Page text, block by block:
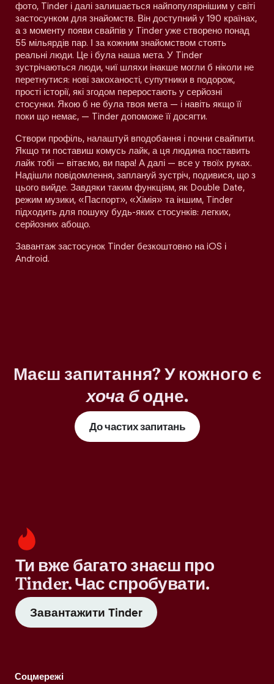
фото, Tinder і далі залишається найпопулярнішим у світі
застосунком для знайомств. Він доступний у 190 країнах,
а з моменту появи свайпів у Tinder уже створено понад
55 мільярдів пар. І за кожним знайомством стоять
реальні люди. Це і була наша мета. У Tinder
зустрічаються люди, чиї шляхи інакше могли б ніколи не
перетнутися: нові закоханості, супутники в подорож,
прості історії, які згодом переростають у серйозні
стосунки. Якою б не була твоя мета — і навіть якщо її
поки що немає, — Tinder допоможе її досягти.
Створи профіль, налаштуй вподобання і почни свайпити.
Якщо ти поставиш комусь лайк, а ця людина поставить
лайк тобі — вітаємо, ви пара! А далі — все у твоїх руках.
Надішли повідомлення, заплануй зустріч, подивися, що з
цього вийде. Завдяки таким функціям, як Double Date,
режим музики, «Паспорт», «Хімія» та іншим, Tinder
підходить для пошуку будь-яких стосунків: легких,
серйозних абощо.
Завантаж застосунок Tinder безкоштовно на iOS і
Android.
Маєш запитання? У кожного є
хоча бодне.
До частих запитань
Ти вже багато знаєш про
Tinder. Час спробувати.
Завантажити Tinder
Соцмережі